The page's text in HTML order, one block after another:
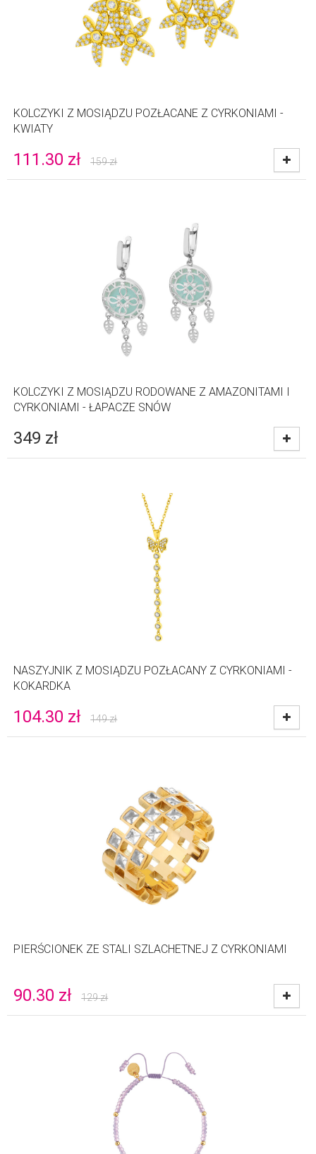
KOLCZYKI Z MOSIĄDZU POZŁACANE Z CYRKONIAMI -
KWIATY
111.30 zł 159zł
KOLCZYKI Z MOSIĄDZU RODOWANE Z AMAZONITAMI I
CYRKONIAMI - ŁAPACZE SNÓW
349 zł
NASZYJNIK Z MOSIĄDZU POZŁACANY Z CYRKONIAMI -
KOKARDKA
104.30 zł 149zł
PIERŚCIONEK ZE STALI SZLACHETNEJ Z CYRKONIAMI
90.30 zł 129zł